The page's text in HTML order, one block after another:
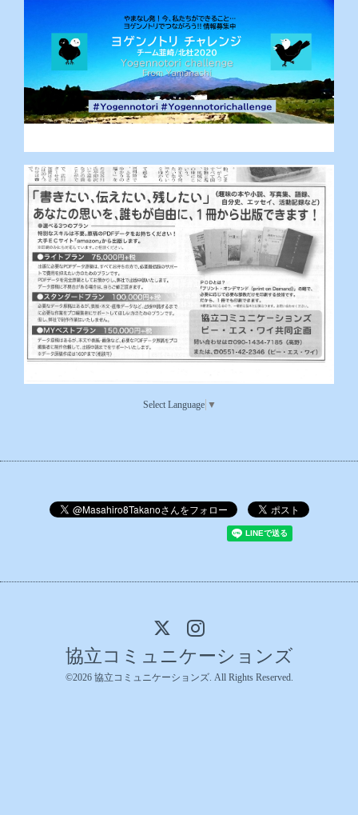
Select Language ▼
協立コミュニケーションズ
©2026 協立コミュニケーションズ. All Rights Reserved.